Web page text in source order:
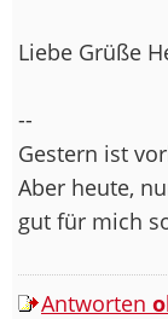
Liebe Grüße
--
Gestern ist
Aber heute,
gut für mich
Antworten